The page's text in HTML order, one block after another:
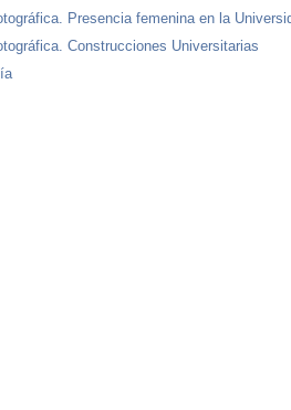
Presencia femenina en la
Construcciones Universitarias